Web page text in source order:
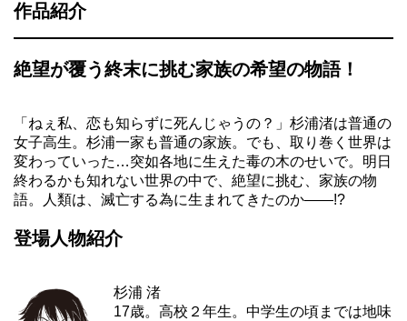
作品紹介
絶望が覆う終末に挑む家族の希望の物語！
「ねぇ私、恋も知らずに死んじゃうの？」杉浦渚は普通の
女子高生。杉浦一家も普通の家族。でも、取り巻く世界は
変わっていった…突如各地に生えた毒の木のせいで。明日
終わるかも知れない世界の中で、絶望に挑む、家族の物
語。人類は、滅亡する為に生まれてきたのか——!?
登場人物紹介
杉浦 渚
17歳。高校２年生。中学生の頃までは地味